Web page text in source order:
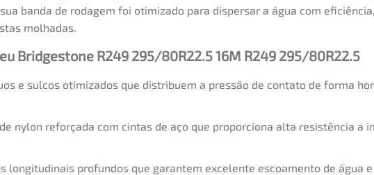
banda de rodagem foi otimizado para dispersar a água com
molhadas.
Bridgestone R249 295/80R22.5 16M R249 295/80R22.5
e sulcos otimizados que distribuem a pressão de contato de forma
nylon reforçada com cintas de aço que proporciona alta resistência
longitudinais profundos que garantem excelente escoamento de água